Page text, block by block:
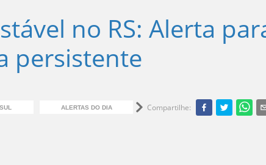
no RS: Alerta
persistente
ALERTAS DO DIA PREVISÃO DO TEMPO
Compartilhe: